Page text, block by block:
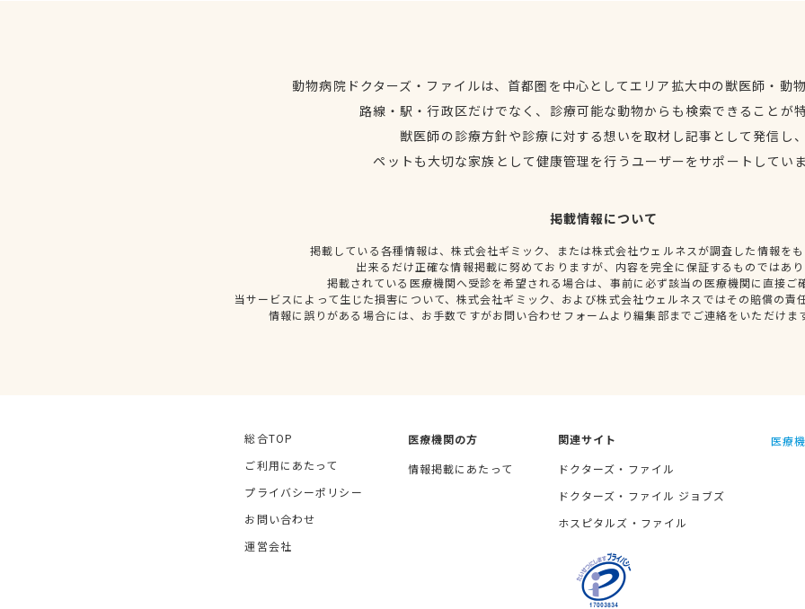
動物病院ドクターズ・ファイルは、首都圏を中心としてエリア拡大中の獣医師・動
路線・駅・行政区だけでなく、診療可能な動物からも検索できることが
獣医師の診療方針や診療に対する想いを取材し記事として発信し
ペットも大切な家族として健康管理を行うユーザーをサポートしてい
掲載情報について
掲載している各種情報は、株式会社ギミック、または株式会社ウェルネスが調査した情報を
出来るだけ正確な情報掲載に努めておりますが、内容を完全に保証するものではあ
掲載されている医療機関へ受診を希望される場合は、事前に必ず該当の医療機関に直接ご
当サービスによって生じた損害について、株式会社ギミック、および株式会社ウェルネスではその賠償の責
情報に誤りがある場合には、お手数ですがお問い合わせフォームより編集部までご連絡をいただけま
総合TOP
ご利用にあたって
プライバシーポリシー
お問い合わせ
運営会社
医療機関の方
情報掲載にあたって
関連サイト
ドクターズ・ファイル
ドクターズ・ファイル ジョブズ
ホスピタルズ・ファイル
医療